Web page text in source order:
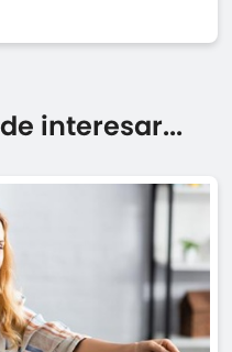
interesar...